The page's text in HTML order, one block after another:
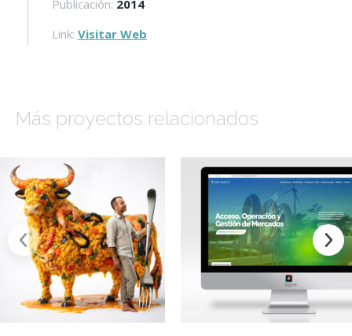
Publicación: 2014
Link: Visitar Web
Más proyectos relacionados